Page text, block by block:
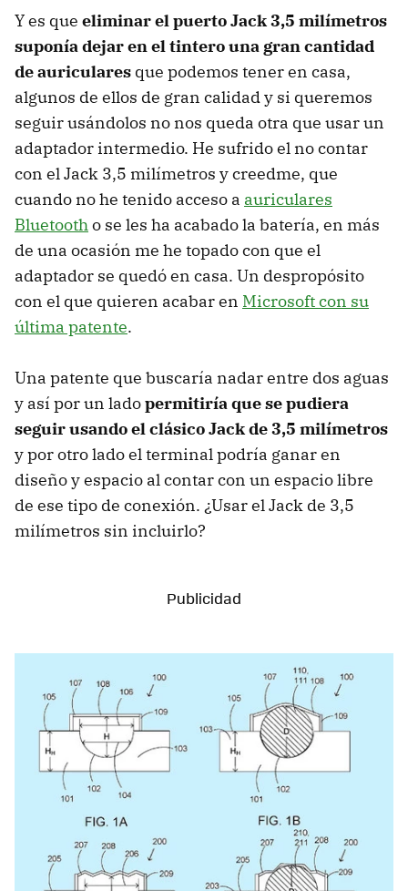
Y es que eliminar el puerto Jack 3,5 milímetros
suponía dejar en el tintero una gran cantidad
de auriculares que podemos tener en casa,
algunos de ellos de gran calidad y si queremos
seguir usándolos no nos queda otra que usar un
adaptador intermedio. He sufrido el no contar
con el Jack 3,5 milímetros y creedme, que
cuando no he tenido acceso a auriculares
Bluetootho se les ha acabado la batería, en más
de una ocasión me he topado con que el
adaptador se quedó en casa. Un despropósito
con el que quieren acabar en Microsoft con su
última patente.
Una patente que buscaría nadar entre dos aguas
y así por un ladopermitiría que se pudiera
seguir usando el clásico Jack de 3,5 milímetros
y por otro lado el terminal podría ganar en
diseño y espacio al contar con un espacio libre
de ese tipo de conexión. ¿Usar el Jack de 3,5
milímetros sin incluirlo?